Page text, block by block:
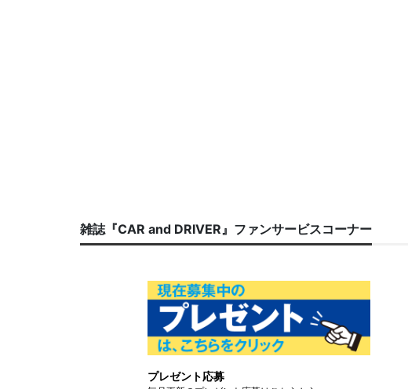
雑誌『CAR and DRIVER』ファンサービスコーナー
プレゼント応募